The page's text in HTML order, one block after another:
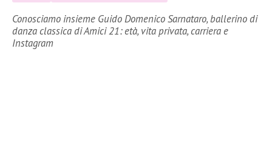
Conosciamo insieme Guido Domenico Sarnataro, ballerino di
danza classica di Amici 21: età, vita privata, carriera e
Instagram